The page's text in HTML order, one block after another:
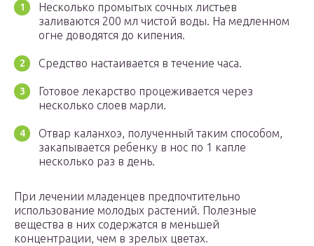
Несколько промытых сочных листьев
заливаются 200 мл чистой воды. На медленном
огне доводятся до кипения.
Средство настаивается в течение часа.
Готовое лекарство процеживается через
несколько слоев марли.
Отвар каланхоэ, полученный таким способом,
закапывается ребенку в нос по 1 капле
несколько раз в день.
При лечении младенцев предпочтительно
использование молодых растений. Полезные
вещества в них содержатся в меньшей
концентрации, чем в зрелых цветах.